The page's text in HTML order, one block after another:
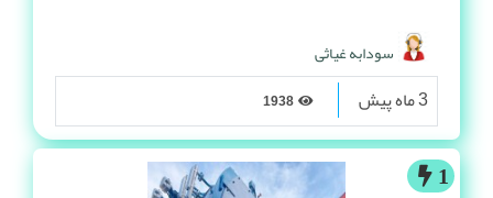
سودابه غیاثی
3 ماه پیش
1